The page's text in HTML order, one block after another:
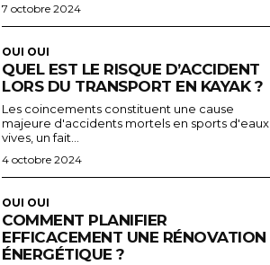
7 octobre 2024
OUI OUI
QUEL EST LE RISQUE D’ACCIDENT
LORS DU TRANSPORT EN KAYAK ?
Les coincements constituent une cause
majeure d'accidents mortels en sports d'eaux
vives, un fait...
4 octobre 2024
OUI OUI
COMMENT PLANIFIER
EFFICACEMENT UNE RÉNOVATION
ÉNERGÉTIQUE ?